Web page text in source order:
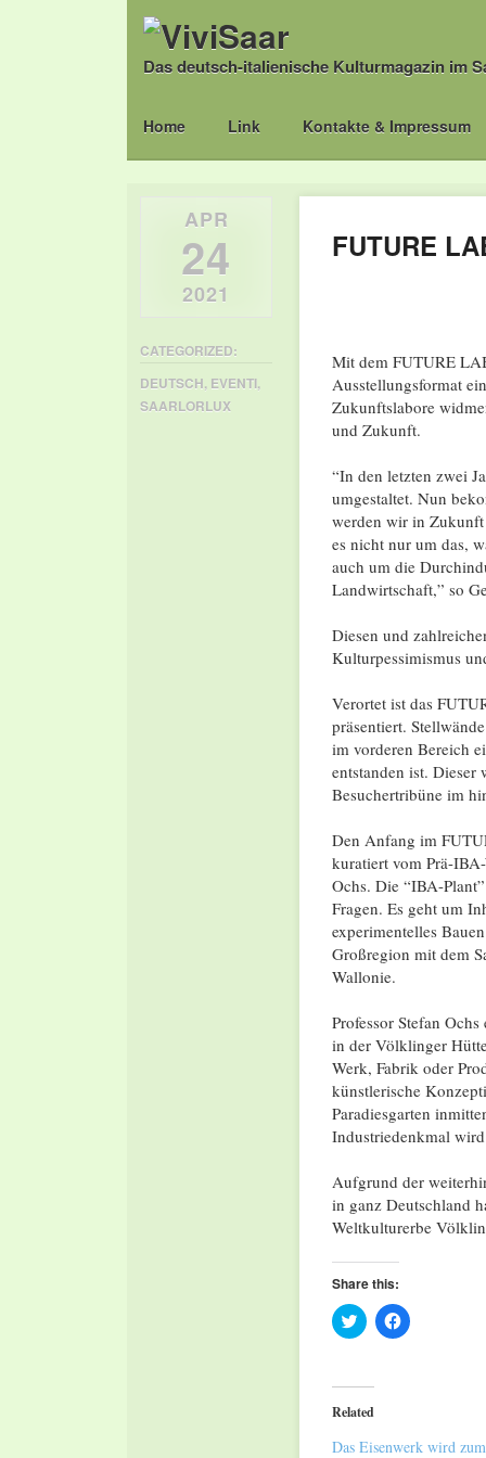
Das deutsch-italienische Kulturmagazin im
Main menu
Skip
Home Link Kontakte & Impressum
FUTURE
Mit dem FUTURE
Ausstellungsformat
Zukunftslabore
und Zukunft.
“In den letzten zwei
umgestaltet. Nun
werden wir in Zukunft
es nicht nur um das,
auch um die
Landwirtschaft,” so
Diesen und
Kulturpessimismus
Verortet ist das
präsentiert.
im vorderen Bereich
entstanden ist. Dieser
Besuchertribüne im
Den Anfang im
kuratiert vom Prä-
Ochs. Die “IBA-
Fragen. Es geht um
experimentelles
Großregion mit dem
Wallonie.
Professor Stefan
in der Völklinger
Werk, Fabrik oder
künstlerische
Paradiesgarten
Industriedenkmal
Aufgrund der
in ganz Deutschland
Weltkulturerbe
Share this:
Click
to
(Opens
in
new
Click
to
Related
Das Eisenwerk wird zum
APR
24
2021
CATEGORIZED:
DEUTSCH, EVENTI,
SAARLORLUX